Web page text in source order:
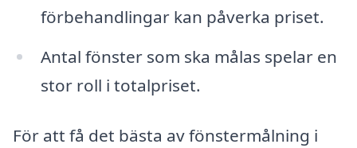
förbehandlingar kan påverka priset.
Antal fönster som ska målas spelar en
stor roll i totalpriset.
För att få det bästa av fönstermålning i